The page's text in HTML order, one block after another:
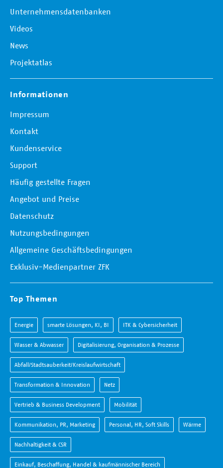
Unternehmensdatenbanken
Videos
News
Projektatlas
Informationen
Impressum
Kontakt
Kundenservice
Support
Häufig gestellte Fragen
Angebot und Preise
Datenschutz
Nutzungsbedingungen
Allgemeine Geschäftsbedingungen
Exklusiv-Medienpartner ZFK
Top Themen
Energie smarte Lösungen, KI, BI ITK & Cybersicherheit
Wasser & Abwasser Digitalisierung, Organisation & Prozesse
Abfall/Stadtsauberkeit/Kreislaufwirtschaft
Transformation & Innovation Netz
Vertrieb & Business Development Mobilität
Kommunikation, PR, Marketing Personal, HR, Soft Skills Wärme
Nachhaltigkeit & CSR
Einkauf, Beschaffung, Handel & kaufmännischer Bereich